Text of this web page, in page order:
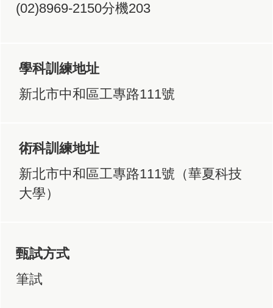
(02)8969-2150分機203
學科訓練地址
新北市中和區工專路111號
術科訓練地址
新北市中和區工專路111號（華夏科技
大學）
甄試方式
筆試